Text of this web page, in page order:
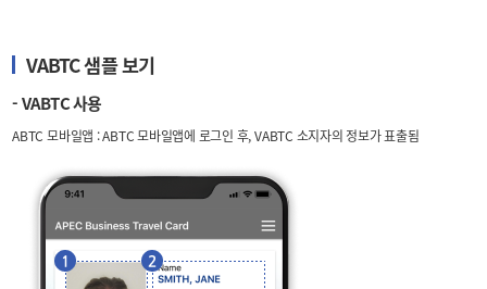
VABTC 샘플 보기
- VABTC 사용
ABTC 모바일앱 : ABTC 모바일앱에 로그인 후, VABTC 소지자의 정보가 표출됨